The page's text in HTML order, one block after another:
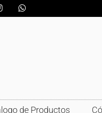
de Productos